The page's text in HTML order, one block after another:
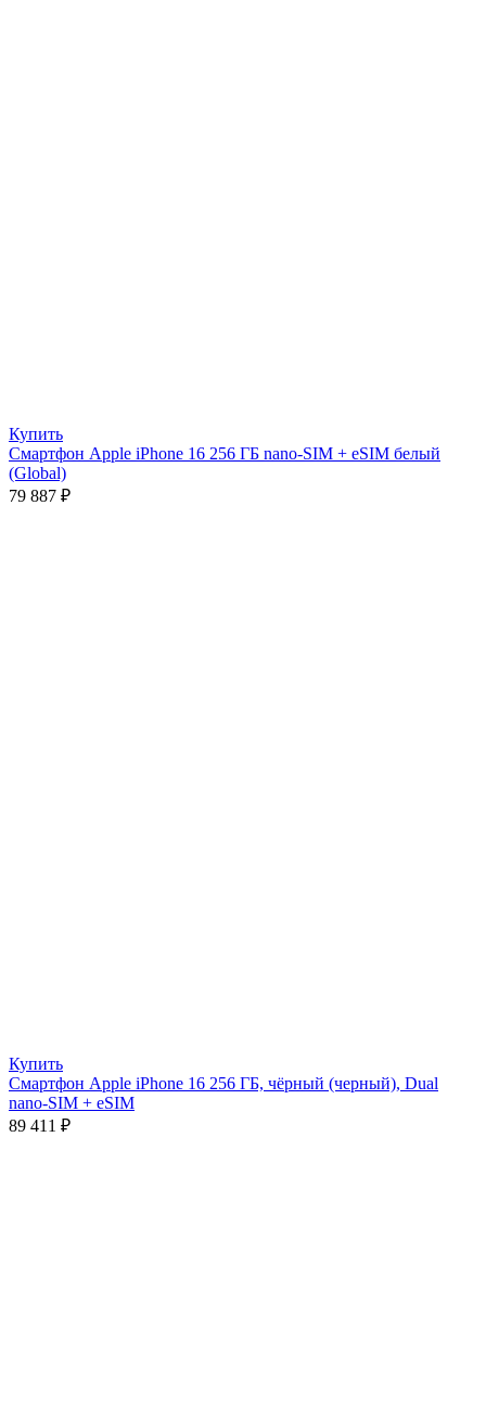
Купить
Смартфон Apple iPhone 16 256 ГБ nano-SIM + eSIM белый
(Global)
79 887 ₽
Купить
Смартфон Apple iPhone 16 256 ГБ, чёрный (черный), Dual
nano-SIM + eSIM
89 411 ₽